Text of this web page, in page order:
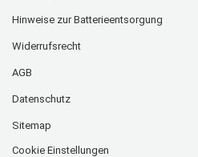
Hinweise zur Batterieentsorgung
Widerrufsrecht
AGB
Datenschutz
Sitemap
Cookie Einstellungen